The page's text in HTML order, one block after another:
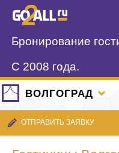
Бронирование
С 2008 года.
ВОЛГОГРАД
ОТПРАВИТЬ ЗАЯВКУ